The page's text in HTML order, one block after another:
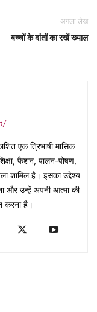
अगला लेख
बच्चों के दांतों का रखें ख्याल
एक त्रिभाषी मासिक
फैशन, पालन-पोषण,
शामिल है। इसका उद्देश्य
और उन्हें अपनी आत्मा की
करना है।